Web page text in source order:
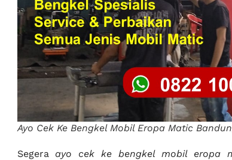
Ayo Cek Ke Bengkel Mobil Eropa Matic
Segera ayo cek ke bengkel mobil eropa